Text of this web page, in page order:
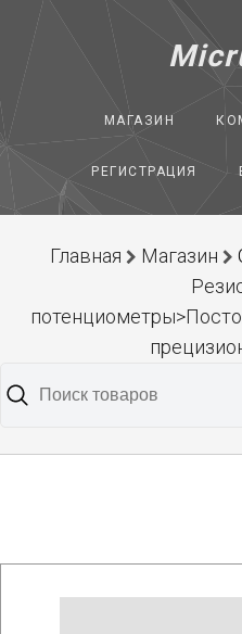
МАГАЗИН
РЕГИСТРАЦИЯ
Главная Магазин